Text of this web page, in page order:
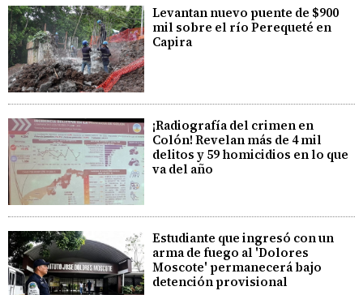
Levantan nuevo puente de $900
mil sobre el río Perequeté en
Capira
¡Radiografía del crimen en
Colón! Revelan más de 4 mil
delitos y 59 homicidios en lo que
va del año
Estudiante que ingresó con un
arma de fuego al 'Dolores
Moscote' permanecerá bajo
detención provisional